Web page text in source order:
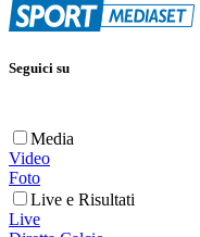
Seguici su
Media
Video
Foto
Live e Risultati
Live